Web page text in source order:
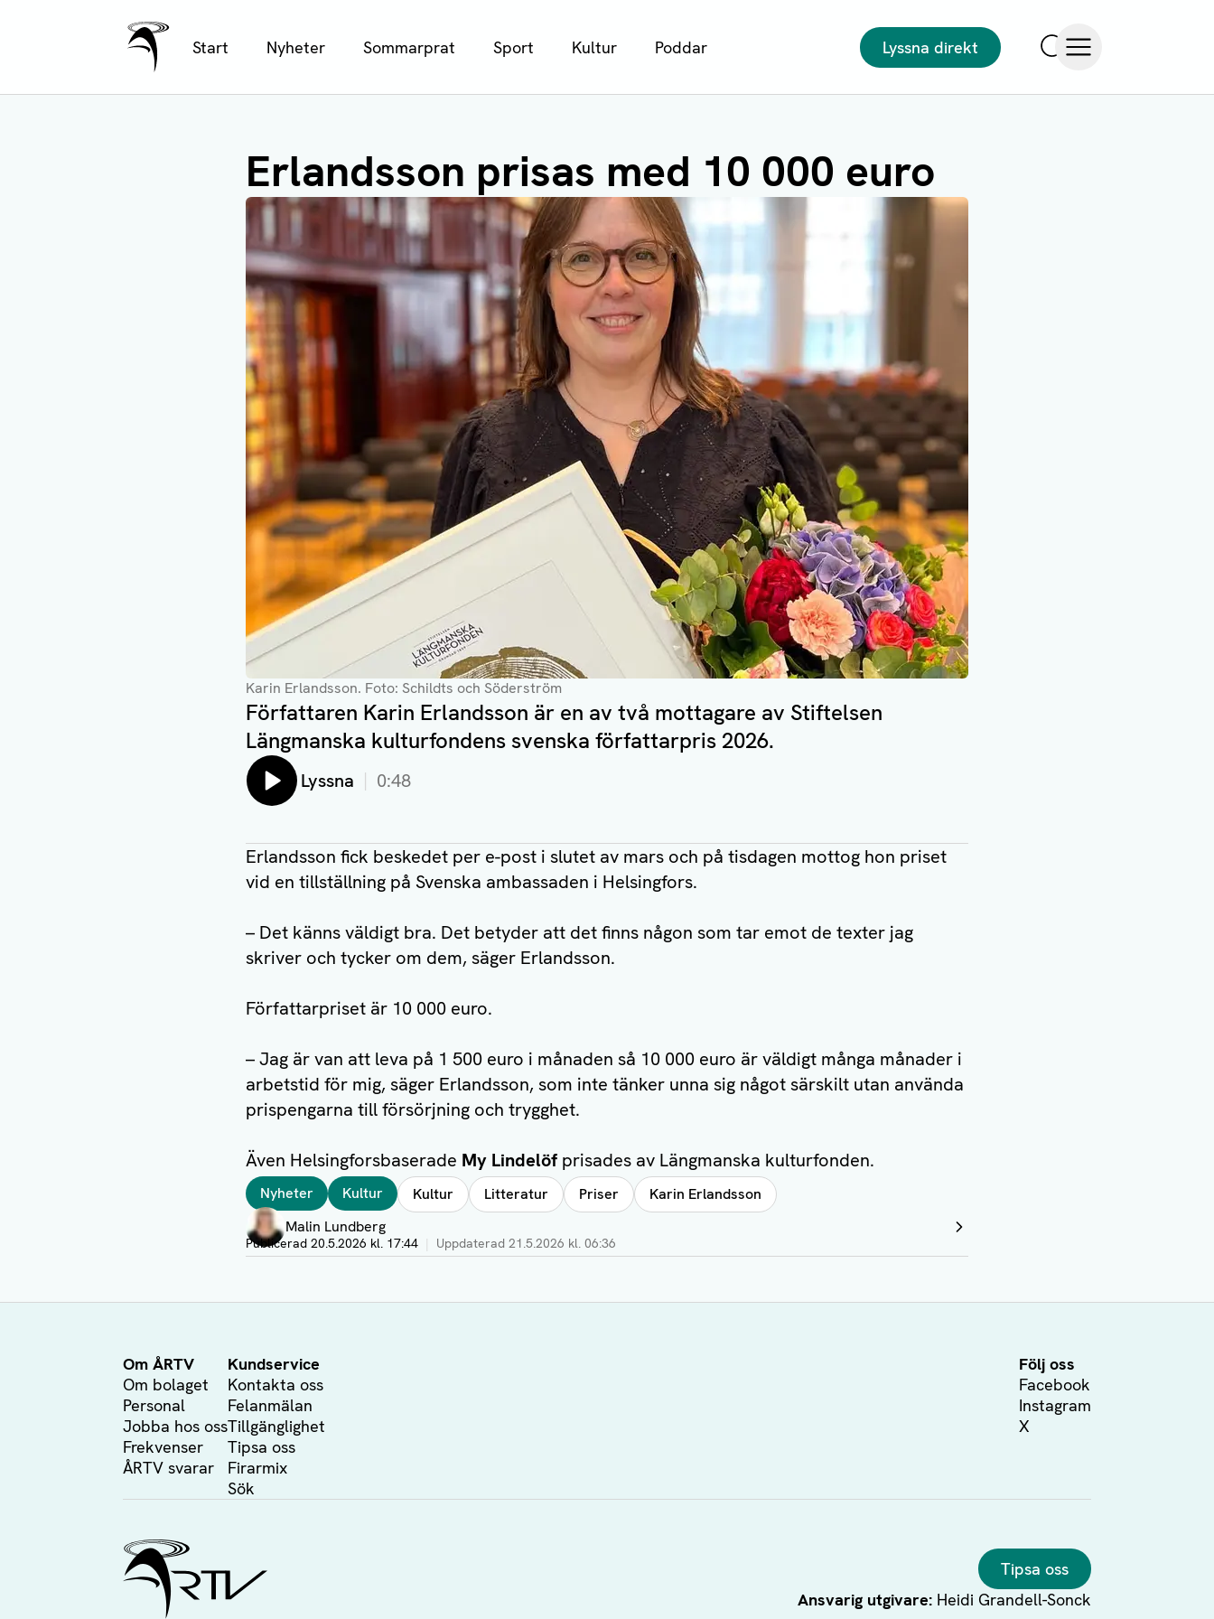
Ålands Radio & TV
Start Nyheter Sommarprat Sport Kultur Poddar
Lyssna direkt
Erlandsson prisas med 10 000 euro
Karin Erlandsson. Foto: Schildts och Söderström
Författaren Karin Erlandsson är en av två mottagare av Stiftelsen
Längmanska kulturfondens svenska författarpris 2026.
Lyssna 0:48
Erlandsson fick beskedet per e-post i slutet av mars och på tisdagen mottog hon priset
vid en tillställning på Svenska ambassaden i Helsingfors.
– Det känns väldigt bra. Det betyder att det finns någon som tar emot de texter jag
skriver och tycker om dem, säger Erlandsson.
Författarpriset är 10 000 euro.
– Jag är van att leva på 1 500 euro i månaden så 10 000 euro är väldigt många månader i
arbetstid för mig, säger Erlandsson, som inte tänker unna sig något särskilt utan använda
prispengarna till försörjning och trygghet.
Även Helsingforsbaserade My Lindelöf prisades av Längmanska kulturfonden.
TaggarNyheter Kultur Kultur Litteratur Priser Karin Erlandsson
Författare
Malin Lundberg
Visa profil
Publicerad 20.5.2026 kl. 17:44 Uppdaterad 21.5.2026 kl. 06:36
Om ÅRTV
Om bolaget
Personal
Jobba hos oss
Frekvenser
ÅRTV svarar
Kundservice
Kontakta oss
Felanmälan
Tillgänglighet
Tipsa oss
Firarmix
Sök
Följ oss
Facebook
Instagram
X
Ålands Radio & TV
Tipsa oss
Ansvarig utgivare: Heidi Grandell-Sonck